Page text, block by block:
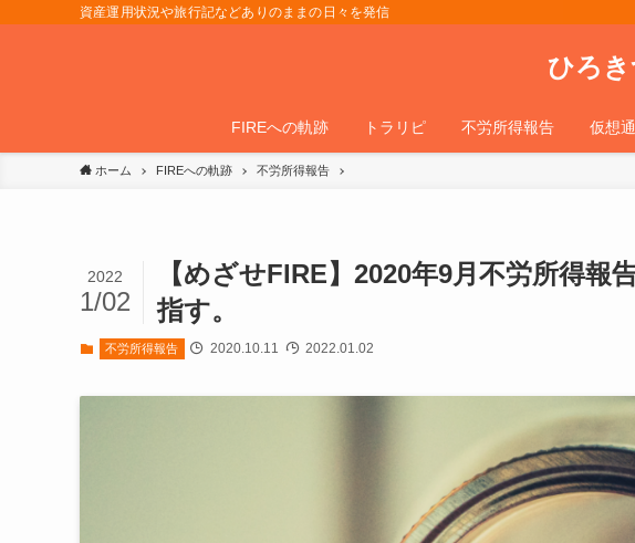
資産運用状況や旅行記などありのままの日々を発信
ひろ
FIREへの軌跡 トラリピ 不労所得報告 仮想
ホーム FIREへの軌跡 不労所得報告
【めざせFIRE】2020年9月不労所得
指す。
2022
1/02
不労所得報告 2020.10.11 2022.01.02